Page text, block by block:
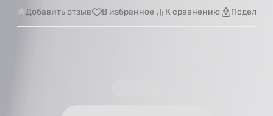
Добавить отзыв В избранное К сравнению